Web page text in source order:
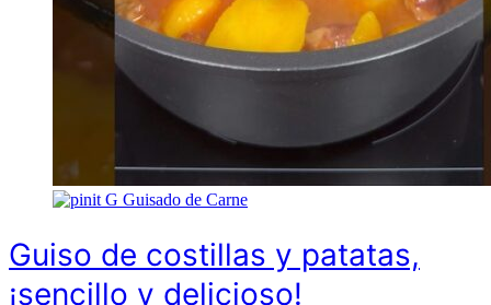
G Guisado de Carne
Guiso de costillas y patatas,
¡sencillo y delicioso!